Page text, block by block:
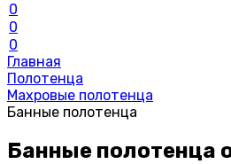
0
0
0
Главная
Полотенца
Махровые полотенца
Банные полотенца
Банные полотенца